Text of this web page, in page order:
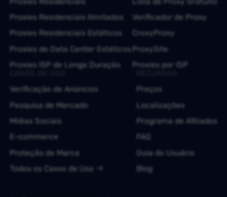
Proxies Residenciais Ilimitados
Proxies Residenciais Estáticos
Proxies de Data Center Estáticos
Proxies ISP de Longa Duração
Verificador de Proxy
CroxyProxy
ProxySite
Proxies por ISP
Verificação de Anúncios
Pesquisa de Mercado
Mídias Sociais
E-commerce
Proteção de Marca
Todos os Casos de Uso
Preços
Localizações
Programa de Afiliados
FAQ
Guia do Usuário
Blog